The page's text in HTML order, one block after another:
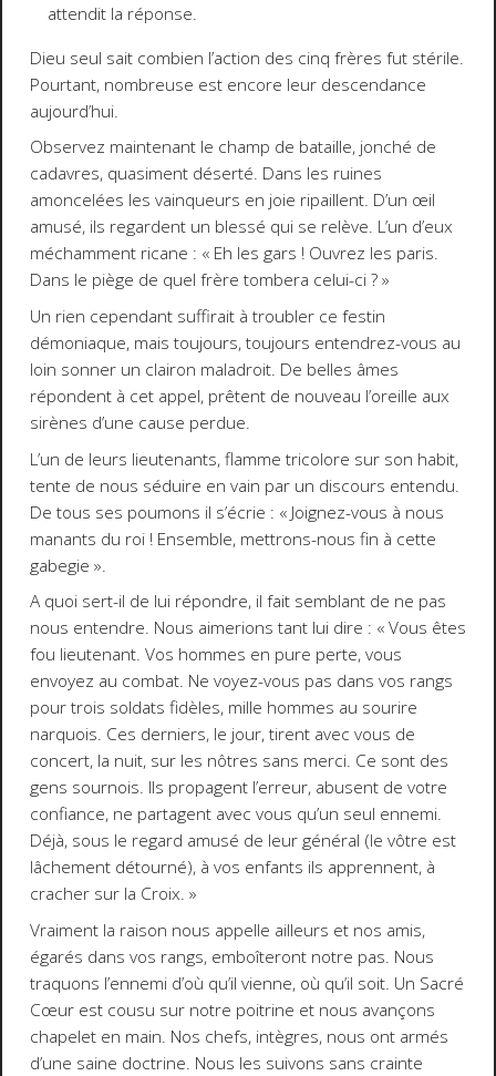
attendit la réponse.
Dieu seul sait combien l’action des cinq frères fut stérile.
Pourtant, nombreuse est encore leur descendance
aujourd’hui.
Observez maintenant le champ de bataille, jonché de
cadavres, quasiment déserté. Dans les ruines
amoncelées les vainqueurs en joie ripaillent. D’un œil
amusé, ils regardent un blessé qui se relève. L’un d’eux
méchamment ricane : « Eh les gars ! Ouvrez les paris.
Dans le piège de quel frère tombera celui-ci ?»
Un rien cependant suffirait à troubler ce festin
démoniaque, mais toujours, toujours entendrez-vous au
loin sonner un clairon maladroit. De belles âmes
répondent à cet appel, prêtent de nouveau l’oreille aux
sirènes d’une cause perdue.
L’un de leurs lieutenants, flamme tricolore sur son habit,
tente de nous séduire en vain par un discours entendu.
De tous ses poumons il s’écrie : « Joignez-vous à nous
manants du roi ! Ensemble, mettrons-nous fin à cette
gabegie ».
A quoi sert-il de lui répondre, il fait semblant de ne pas
nous entendre. Nous aimerions tant lui dire : «Vous êtes
fou lieutenant. Vos hommes en pure perte, vous
envoyez au combat. Ne voyez-vous pas dans vos rangs
pour trois soldats fidèles, mille hommes au sourire
narquois. Ces derniers, le jour, tirent avec vous de
concert, la nuit, sur les nôtres sans merci. Ce sont des
gens sournois. Ils propagent l’erreur, abusent de votre
confiance, ne partagent avec vous qu’un seul ennemi.
Déjà, sous le regard amusé de leur général (le vôtre est
lâchement détourné), à vos enfants ils apprennent, à
cracher sur la Croix. »
Vraiment la raison nous appelle ailleurs et nos amis,
égarés dans vos rangs, emboîteront notre pas. Nous
traquons l’ennemi d’où qu’il vienne, où qu’il soit. Un Sacré
Cœur est cousu sur notre poitrine et nous avançons
chapelet en main. Nos chefs, intègres, nous ont armés
d’une saine doctrine. Nous les suivons sans crainte